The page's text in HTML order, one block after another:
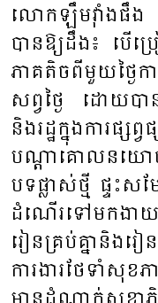
លោក​ឡឹម​វ៉ាំង​ផឹង
បាន​ឱ្យ​ដឹង​៖ បើ​
ភាគ​តិច​ពី​មួយ​ថ្ង
សព្វ​ថ្ងៃ​ ដោយ​បា
និង​រដ្ឋ​ក្នុង​ការ​ផ្ស
បណ្តា​គោល​នយោ​ប
បទ​ផ្លាស់​ថ្មី​ ផ្ទះ​ស
ដំណើរ​ទៅ​មក​ងា
រៀន​គ្រប់​គ្នា​និង​
ការ​ងារ​ថែ​ទាំ​សុ